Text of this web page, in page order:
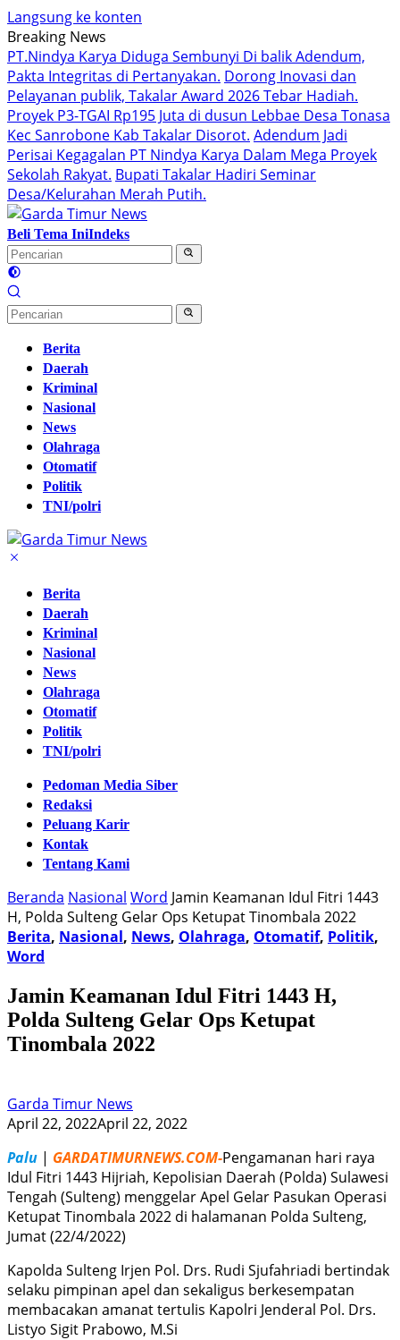
Langsung ke konten
Breaking News
PT.Nindya Karya Diduga Sembunyi Di balik Adendum,
Pakta Integritas di Pertanyakan. Dorong Inovasi dan
Pelayanan publik, Takalar Award 2026 Tebar Hadiah.
Proyek P3-TGAI Rp195 Juta di dusun Lebbae Desa Tonasa
Kec Sanrobone Kab Takalar Disorot. Adendum Jadi
Perisai Kegagalan PT Nindya Karya Dalam Mega Proyek
Sekolah Rakyat. Bupati Takalar Hadiri Seminar
Desa/Kelurahan Merah Putih.
Beli Tema IniIndeks
Berita
Daerah
Kriminal
Nasional
News
Olahraga
Otomatif
Politik
TNI/polri
Berita
Daerah
Kriminal
Nasional
News
Olahraga
Otomatif
Politik
TNI/polri
Pedoman Media Siber
Redaksi
Peluang Karir
Kontak
Tentang Kami
Beranda Nasional Word Jamin Keamanan Idul Fitri 1443
H, Polda Sulteng Gelar Ops Ketupat Tinombala 2022
Berita, Nasional, News, Olahraga, Otomatif, Politik,
Word
Jamin Keamanan Idul Fitri 1443 H,
Polda Sulteng Gelar Ops Ketupat
Tinombala 2022
Garda Timur News
April 22, 2022April 22, 2022
Palu | GARDATIMURNEWS.COM-Pengamanan hari raya
Idul Fitri 1443 Hijriah, Kepolisian Daerah (Polda) Sulawesi
Tengah (Sulteng) menggelar Apel Gelar Pasukan Operasi
Ketupat Tinombala 2022 di halamanan Polda Sulteng,
Jumat (22/4/2022)
Kapolda Sulteng Irjen Pol. Drs. Rudi Sjufahriadi bertindak
selaku pimpinan apel dan sekaligus berkesempatan
membacakan amanat tertulis Kapolri Jenderal Pol. Drs.
Listyo Sigit Prabowo, M.Si